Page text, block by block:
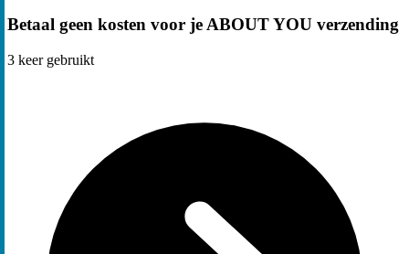
Betaal geen kosten voor je ABOUT YOU verzending
3 keer gebruikt